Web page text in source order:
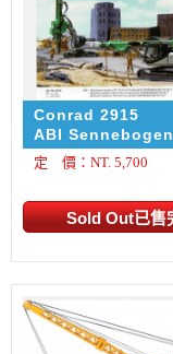
Conrad 2915
ABI Sennebogen
SR35T 樁板機
定 價：NT. 5,700